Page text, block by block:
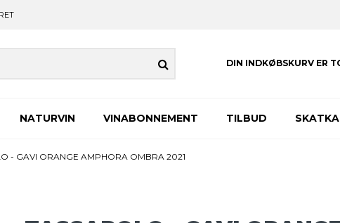
DIN INDKØBSKURV ER
NATURVIN VINABONNEMENT TILBUD
- GAVI ORANGE AMPHORA OMBRA 2021